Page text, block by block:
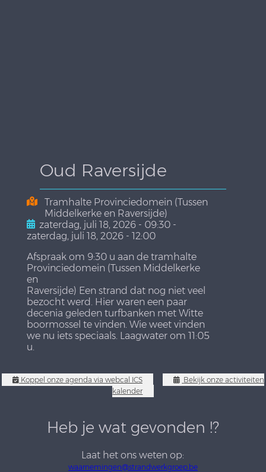
Oud Raversijde
Tramhalte Provinciedomein (Tussen
Middelkerke en Raversijde)
zaterdag, juli 18, 2026 - 09:30-
zaterdag, juli 18, 2026 - 12:00
Afspraak om 9:30 u aan de tramhalte
Provinciedomein (Tussen Middelkerke
en
Raversijde) Een strand dat nog niet veel
bezocht werd. Hier waren een paar
decenia geleden turfbanken met Witte
boormossel te vinden. Wie weet vinden
we nu iets speciaals. Laagwater om 11:05
u.
Koppel onze agenda via webcal ICS
Bekijk onze activiteiten
kalender
Heb je wat gevonden !?
Laat het ons weten op:
waarnemingen@strandwerkgroep.be